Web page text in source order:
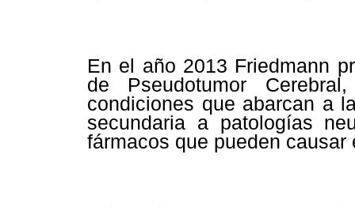
En el año 2013 Friedmann
de Pseudotumor
condiciones que abarcan a
secundaria a patologías
fármacos que pueden causar